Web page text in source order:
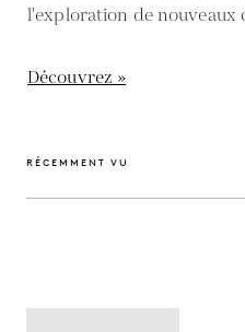
l'exploration de nouveaux
Découvrez »
RÉCEMMENT VU